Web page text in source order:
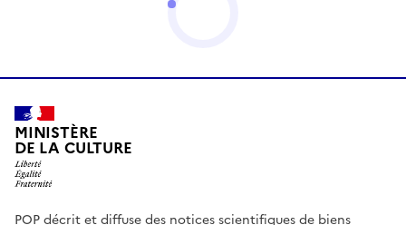
MINISTÈRE
DE LA CULTURE
POP décrit et diffuse des notices scientifiques de biens